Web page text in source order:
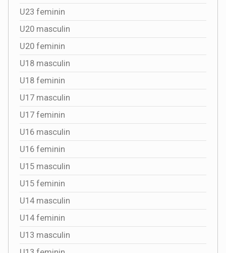
U23 feminin
U20 masculin
U20 feminin
U18 masculin
U18 feminin
U17 masculin
U17 feminin
U16 masculin
U16 feminin
U15 masculin
U15 feminin
U14 masculin
U14 feminin
U13 masculin